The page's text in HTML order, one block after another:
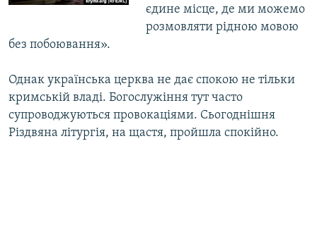
єдине місце, де ми можемо
розмовляти рідною мовою
без побоювання».
Однак українська церква не дає спокою не тільки
кримській владі. Богослужіння тут часто
супроводжуються провокаціями. Сьогоднішня
Різдвяна літургія, на щастя, пройшла спокійно.